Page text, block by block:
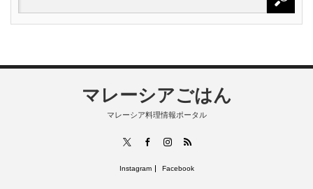
マレーシアごはん
マレーシア料理情報ポータル
FacebookInstagram
RSS
Instagram Facebook